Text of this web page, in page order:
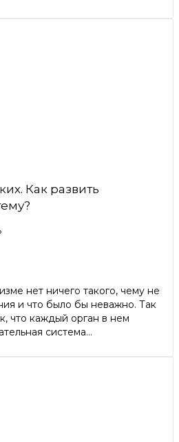
Как развить
нет ничего такого, чему не
и что было бы неважно. Так
что каждый орган в нем
система...